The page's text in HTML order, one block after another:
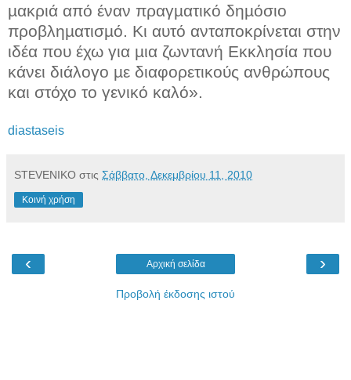
µακριά από έναν πραγµατικό δηµόσιο
προβληµατισµό. Κι αυτό ανταποκρίνεται στην
ιδέα που έχω για µια ζωντανή Εκκλησία που
κάνει διάλογο µε διαφορετικούς ανθρώπους
και στόχο το γενικό καλό».
diastaseis
STEVENIKO στις Σάββατο, Δεκεμβρίου 11, 2010
Κοινή χρήση
‹ ›
Αρχική σελίδα
Προβολή έκδοσης ιστού